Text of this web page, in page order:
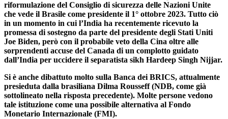
riformulazione del Consiglio di sicurezza delle Nazioni Unite
che vede il Brasile come presidente il 1° ottobre 2023. Tutto ciò
in un momento in cui l’India ha recentemente ricevuto la
promessa di sostegno da parte del presidente degli Stati Uniti
Joe Biden, però con il probabile veto della Cina oltre alle
sorprendenti accuse del Canada di un complotto guidato
dall’India per uccidere il separatista sikh Hardeep Singh Nijjar.
Si è anche dibattuto molto sulla Banca dei BRICS, attualmente
presieduta dalla brasiliana Dilma Rousseff (NDB, come già
sottolineato nella risposta precedente). Molte persone vedono
tale istituzione come una possibile alternativa al Fondo
Monetario Internazionale (FMI).